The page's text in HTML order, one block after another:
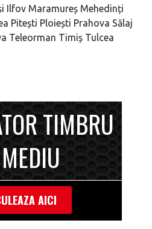
Ilfov Maramureș Mehedinți
Pitești Ploiești Prahova Sălaj
Teleorman Timiș Tulcea
TIMBRU
AICI